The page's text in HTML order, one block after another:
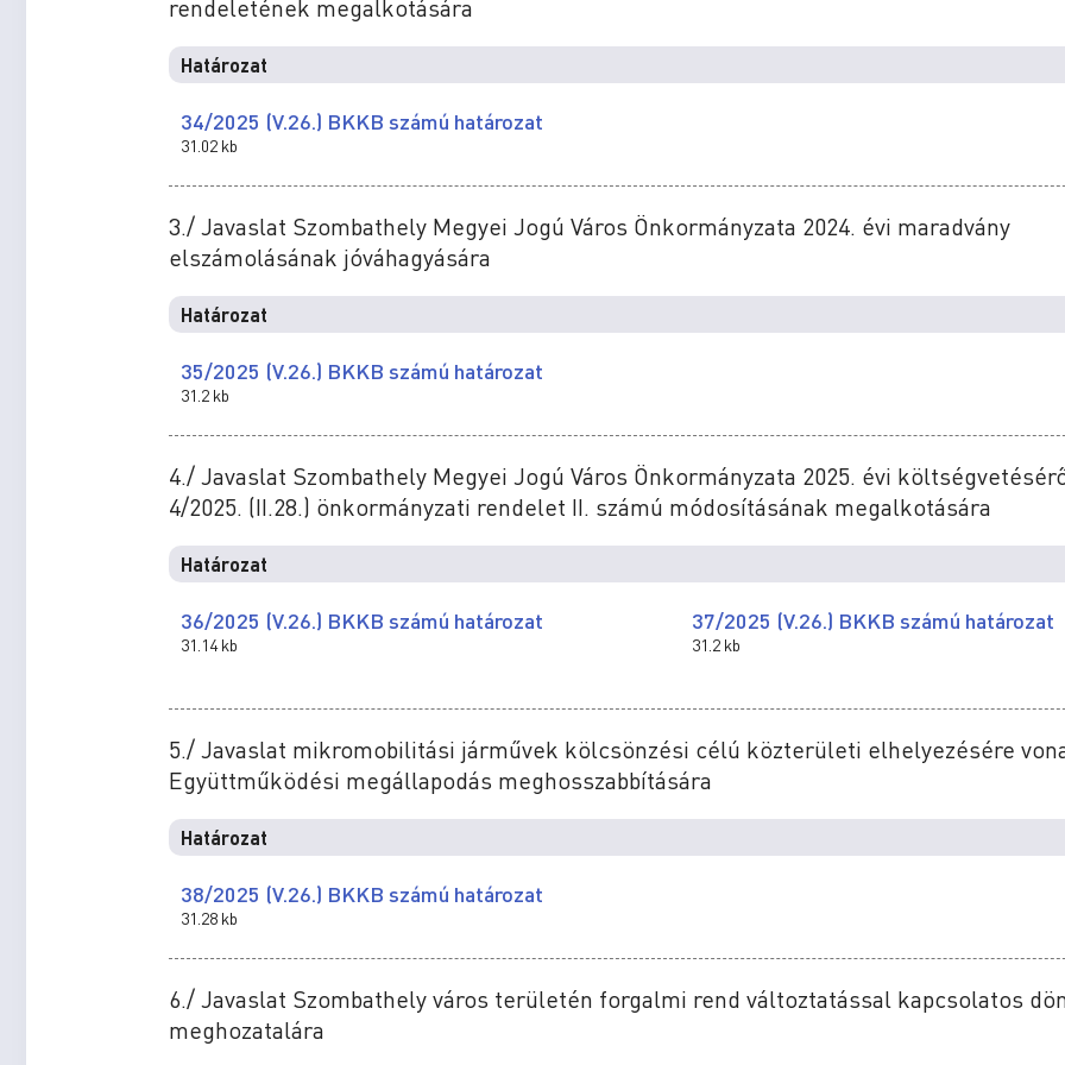
rendeletének megalkotására
Határozat
34/2025 (V.26.) BKKB számú határozat
31.02 kb
3./ Javaslat Szombathely Megyei Jogú Város Önkormányzata 2024. évi maradvány
elszámolásának jóváhagyására
Határozat
35/2025 (V.26.) BKKB számú határozat
31.2 kb
4./ Javaslat Szombathely Megyei Jogú Város Önkormányzata 2025. évi
4/2025. (II.28.) önkormányzati rendelet II. számú módosításának megalkotására
Határozat
36/2025 (V.26.) BKKB számú határozat
31.14 kb
37/2025 (V.26.) BKKB számú határozat
31.2 kb
5./ Javaslat mikromobilitási járművek kölcsönzési célú közterületi elhelyezésére
Együttműködési megállapodás meghosszabbítására
Határozat
38/2025 (V.26.) BKKB számú határozat
31.28 kb
6./ Javaslat Szombathely város területén forgalmi rend változtatással kapcsolatos
meghozatalára